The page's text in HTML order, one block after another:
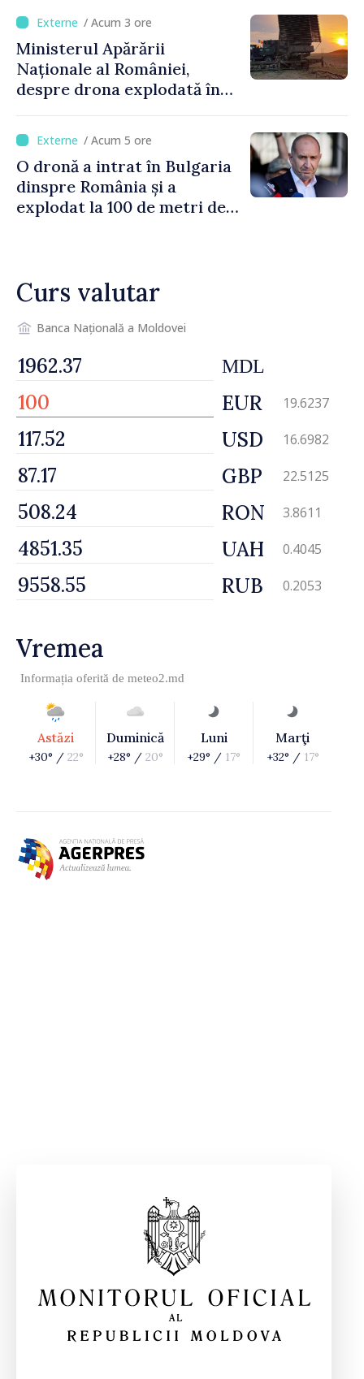
orășenesc a aprobat decizia
finală
/ Acum 3 ore
Ministerul Apărării
Naționale al României,
despre drona explodată în
nu au detectat niciun
vehicul aerian”
/ Acum 5 ore
O dronă a intrat în Bulgaria
dinspre România și a
explodat la 100 de metri de
Curs valutar
Banca Națională a Moldovei
MDL
EUR 19.6237
USD 16.6982
GBP 22.5125
RON 3.8611
UAH 0.4045
RUB 0.2053
Vremea
Informația oferită de meteo2.md
Astăzi
+30° / 22°
Duminică
+28° / 20°
Luni
+29° / 17°
Marţi
+32° / 17°